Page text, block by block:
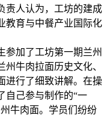
责人认为，工坊的建成
教育与中餐产业国际化
参加了工坊第一期兰州
牛肉拉面历史文化、
进行了细致讲解。在操
自己参与制作的“一
牛肉面。学员们纷纷